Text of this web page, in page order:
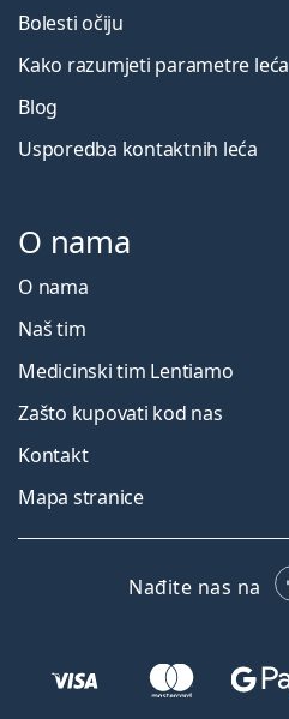
Bolesti očiju
Kako razumjeti parametre leća
Blog
Usporedba kontaktnih leća
O nama
O nama
Naš tim
Medicinski tim Lentiamo
Zašto kupovati kod nas
Kontakt
Mapa stranice
Nađite nas na